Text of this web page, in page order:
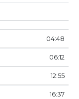
04:48
06:12
12:55
16:37